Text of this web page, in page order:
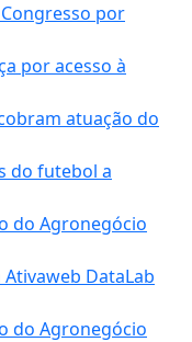
por
por acesso à
atuação do
do futebol a
do Agronegócio
DataLab
do Agronegócio